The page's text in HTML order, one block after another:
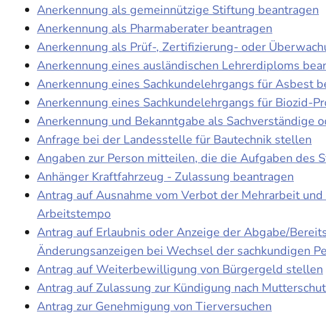
Anerkennung als gemeinnützige Stiftung beantragen
Anerkennung als Pharmaberater beantragen
Anerkennung als Prüf-, Zertifizierung- oder
Anerkennung eines ausländischen Lehrerdiploms
Anerkennung eines Sachkundelehrgangs für Asbest
Anerkennung eines Sachkundelehrgangs für Biozid-
Anerkennung und Bekanntgabe als Sachverständige
Anfrage bei der Landesstelle für Bautechnik stellen
Angaben zur Person mitteilen, die die Aufgaben des
Anhänger Kraftfahrzeug - Zulassung beantragen
Antrag auf Ausnahme vom Verbot der Mehrarbeit
Arbeitstempo
Antrag auf Erlaubnis oder Anzeige der Abgabe/
Änderungsanzeigen bei Wechsel der sachkundigen
Antrag auf Weiterbewilligung von Bürgergeld stellen
Antrag auf Zulassung zur Kündigung nach
Antrag zur Genehmigung von Tierversuchen